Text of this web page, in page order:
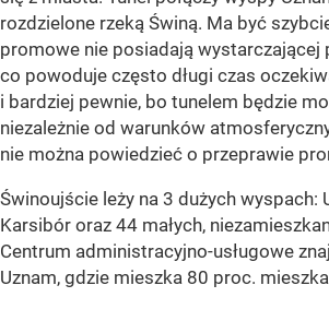
rozdzielone rzeką Świną. Ma być
promowe nie posiadają wystarczającej
co powoduje często długi czas
i bardziej pewnie, bo tunelem będzie
niezależnie od warunków
nie można powiedzieć o przeprawie
Świnoujście leży na 3 dużych wyspach:
Karsibór oraz 44 małych,
Centrum administracyjno-usługowe
Uznam, gdzie mieszka 80 proc.